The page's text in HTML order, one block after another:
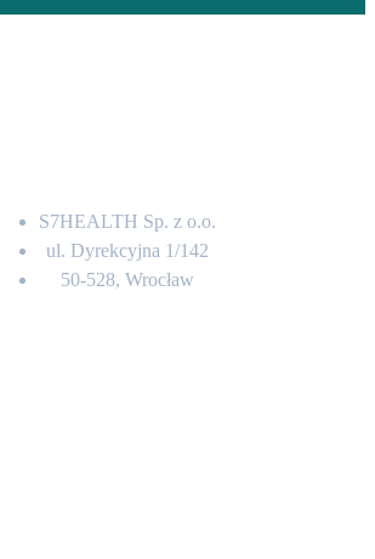
S7HEALTH Sp. z o.o.
ul. Dyrekcyjna 1/142
50-528, Wrocław